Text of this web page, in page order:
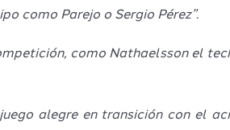
como Parejo o Sergio Pérez”.
como Nathaelsson el
alegre en transición con el